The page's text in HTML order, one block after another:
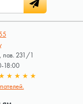
пав. 231/1
18:00
★ ★ ★ ★